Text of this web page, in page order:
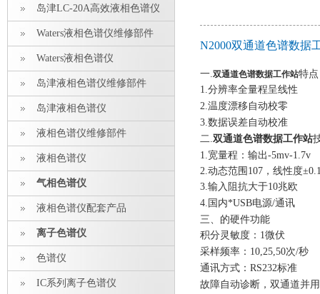
岛津LC-20A高效液相色谱仪
Waters液相色谱仪维修部件
Waters液相色谱仪
岛津液相色谱仪维修部件
岛津液相色谱仪
液相色谱仪维修部件
液相色谱仪
气相色谱仪
液相色谱仪配套产品
离子色谱仪
色谱仪
IC系列离子色谱仪
N2000双通道色谱数据
一.双通道色谱数据工作站特
1.分辨率全量程呈线性
2.温度漂移自动校零
3.数据误差自动校准
二.双通道色谱数据工作站
1.宽量程：输出-5mv-1.7v
2.动态范围107，线性度
3.输入阻抗大于10兆欧
4.国内*USB电源/通讯
三、 的硬件功能
积分灵敏度：1微伏
采样频率：10,25,50次/秒
通讯方式：RS232标准
故障自动诊断，双通道并用